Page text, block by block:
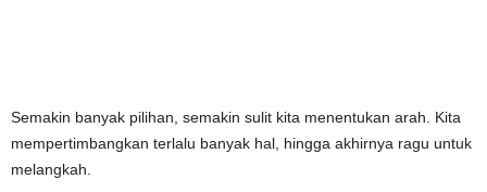
Semakin banyak pilihan, semakin sulit kita menentukan arah. Kita
mempertimbangkan terlalu banyak hal, hingga akhirnya ragu untuk
melangkah.